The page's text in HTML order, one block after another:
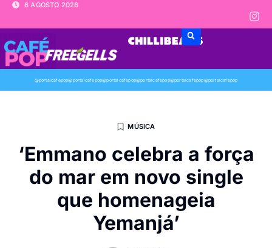
6 AGOSTO 2026
@portalcafepop@portalcafepop@portalcafepop@portalcafepop@portalcafepop@portalcafepop
MÚSICA
‘Emmano celebra a força
do mar em novo single
que homenageia
Yemanjá’